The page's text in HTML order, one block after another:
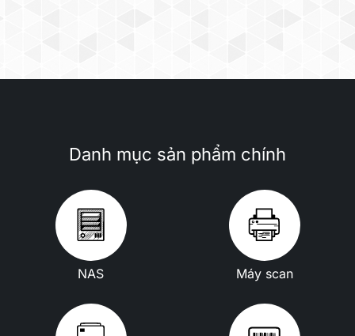
Danh mục sản phẩm chính
NAS Máy scan